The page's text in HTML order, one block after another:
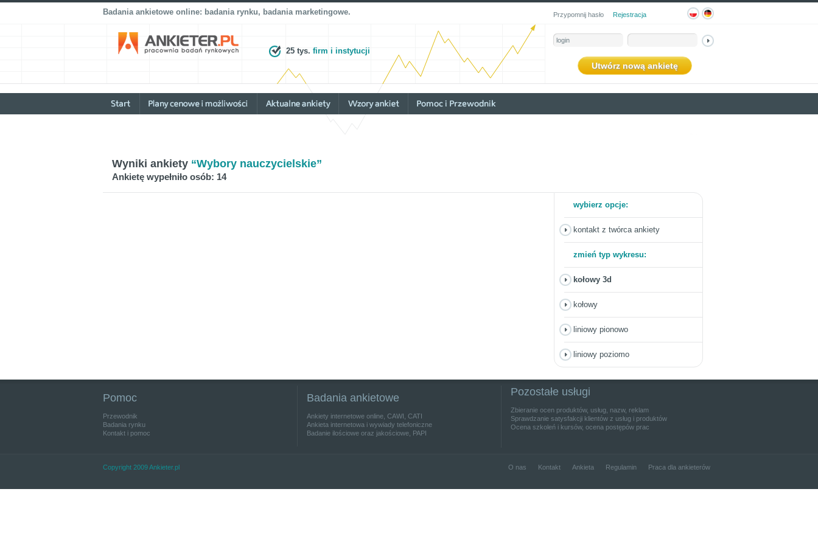
Badania ankietowe online: badania rynku, badania marketingowe.
25 tys. firm i instytucji
Przypomnij hasło Rejestracja
Utwórz nową ankietę
Wyniki ankiety “Wybory nauczycielskie”
Ankietę wypełniło osób: 14
wybierz opcje:
kontakt z twórca ankiety
zmień typ wykresu:
kołowy 3d
kołowy
liniowy pionowo
liniowy poziomo
Pomoc
Przewodnik
Badania rynku
Kontakt i pomoc
Badania ankietowe
Ankiety internetowe online, CAWI, CATI
Ankieta internetowa i wywiady telefoniczne
Badanie ilościowe oraz jakościowe, PAPI
Pozostałe usługi
Zbieranie ocen produktów, usług, nazw, reklam
Sprawdzanie satysfakcji klientów z usług i produktów
Ocena szkoleń i kursów, ocena postępów prac
Copyright 2009 Ankieter.pl O nas Kontakt Ankieta Regulamin Praca dla ankieterów